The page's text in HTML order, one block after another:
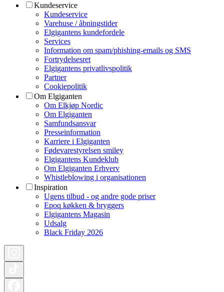
Kundeservice
Kundeservice
Varehuse / åbningstider
Elgigantens kundefordele
Services
Information om spam/phishing-emails og SMS
Fortrydelsesret
Elgigantens privatlivspolitik
Partner
Cookiepolitik
Om Elgiganten
Om Elkjøp Nordic
Om Elgiganten
Samfundsansvar
Presseinformation
Karriere i Elgiganten
Fødevarestyrelsen smiley
Elgigantens Kundeklub
Om Elgiganten Erhverv
Whistleblowing i organisationen
Inspiration
Ugens tilbud - og andre gode priser
Epoq køkken & bryggers
Elgigantens Magasin
Udsalg
Black Friday 2026